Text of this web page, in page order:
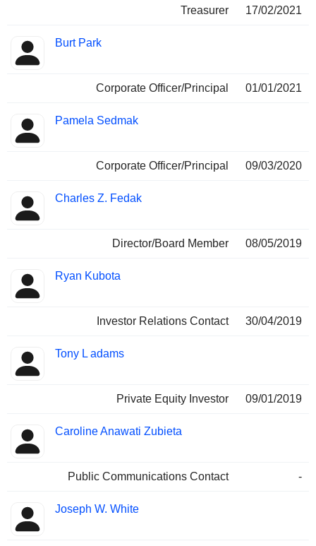
Treasurer 17/02/2021
Burt Park
Corporate Officer/Principal 01/01/2021
Pamela Sedmak
Corporate Officer/Principal 09/03/2020
Charles Z. Fedak
Director/Board Member 08/05/2019
Ryan Kubota
Investor Relations Contact 30/04/2019
Tony L adams
Private Equity Investor 09/01/2019
Caroline Anawati Zubieta
Public Communications Contact -
Joseph W. White